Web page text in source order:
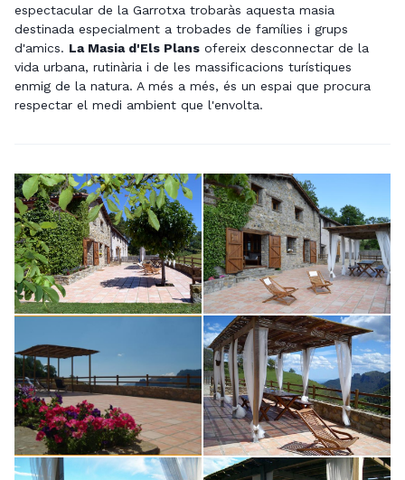
espectacular de la Garrotxa trobaràs aquesta masia
destinada especialment a trobades de famílies i grups
d'amics. La Masia d'Els Plans ofereix desconnectar de la
vida urbana, rutinària i de les massificacions turístiques
enmig de la natura. A més a més, és un espai que procura
respectar el medi ambient que l'envolta.